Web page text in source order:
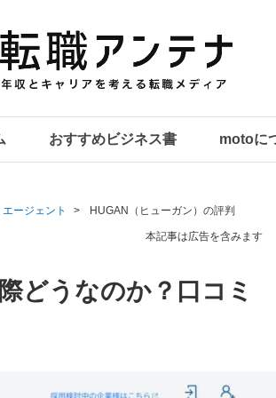
おすすめビジネス書 motoに
ージェント HUGAN（ヒューガン）の評判
本記事は広告を含みます
どうなのか？口コミ